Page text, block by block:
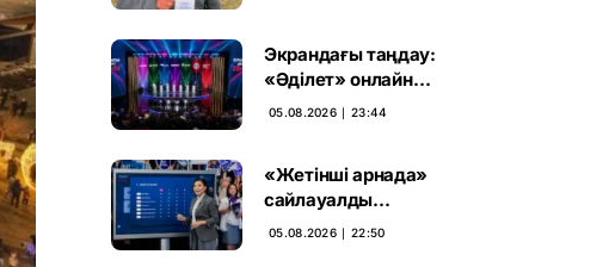
Экрандағы таңдау:
«Әділет» онлайн
дауыс беруде алға
05.08.2026 ∣ 23:44
«Жетінші арнада»
сайлауалды
теледебаттың аралық
05.08.2026 ∣ 22:50